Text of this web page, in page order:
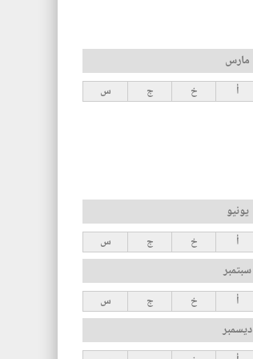
مارس
أ خ ج س
يونيو
أ خ ج س
سبتمبر
أ خ ج س
ديسمبر